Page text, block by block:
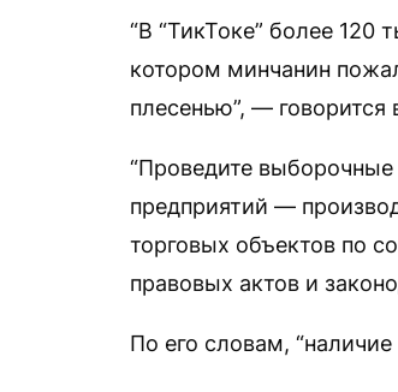
“В “ТикТоке” более 120
котором минчанин
плесенью”, — говорится
“Проведите
предприятий —
торговых объектов по
правовых актов и
По его словам,